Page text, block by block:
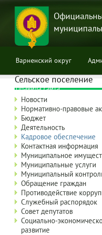
Перейти
основному
содержанию
Варненский округ
Правила сайта
Сельское поселение
Новости
Нормативно-правовые
Бюджет
Деятельность
Кадровое обеспечение
Контактная информация
Муниципальное
Муниципальные услуги
Муниципальный
Обращение граждан
Противодействие
Служебный распорядок
Совет депутатов
Социально-
развитие